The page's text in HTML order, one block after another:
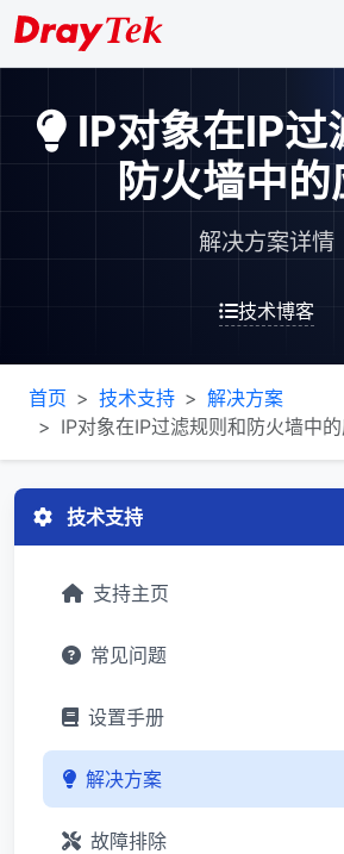
IP对象在IP过
防火墙中的
解决方案详情
技术博客
首页 技术支持
解决方案
IP对象在IP过滤规则和防火墙中的
技术支持
支持主页
常见问题
设置手册
解决方案
故障排除